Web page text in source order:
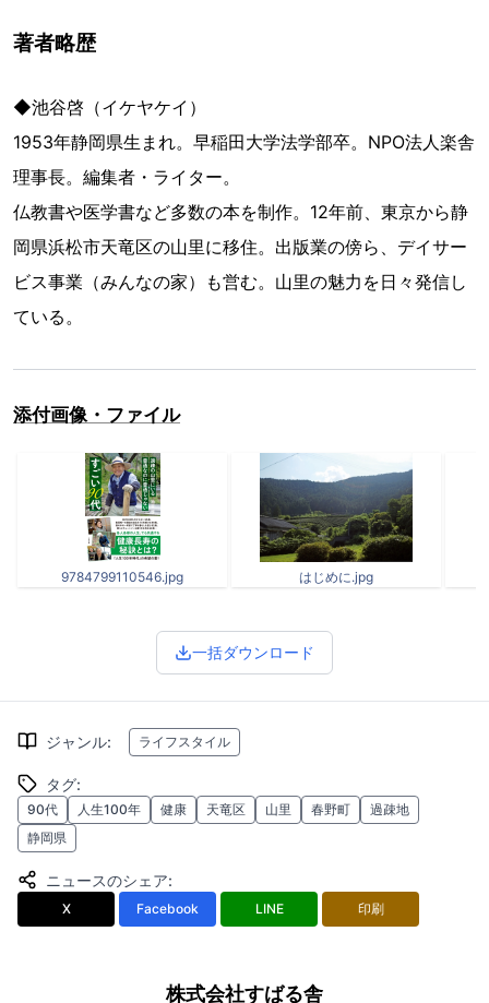
著者略歴
◆池谷啓（イケヤケイ）
1953年静岡県生まれ。早稲田大学法学部卒。NPO法人楽舎
理事長。編集者・ライター。
仏教書や医学書など多数の本を制作。12年前、東京から静
岡県浜松市天竜区の山里に移住。出版業の傍ら、デイサー
ビス事業（みんなの家）も営む。山里の魅力を日々発信し
ている。
添付画像・ファイル
9784799110546.jpg はじめに.jpg
一括ダウンロード
ジャンル: ライフスタイル
タグ:
90代 人生100年 健康 天竜区 山里 春野町
過疎地
静岡県
ニュースのシェア:
X Facebook LINE 印刷
株式会社すばる舎